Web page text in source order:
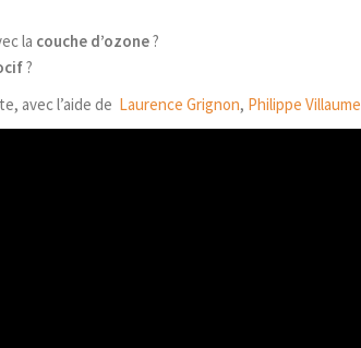
la couche d’ozone?
?
avec l’aide de Laurence Grignon, Philippe Villaume